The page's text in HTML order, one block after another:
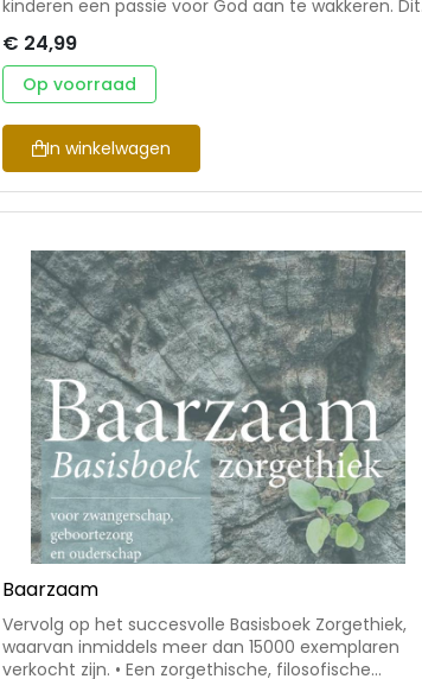
kinderen een passie voor God aan te wakkeren. Dit
hebben hun kroost een levend geloof mee te
geven. In dit boek staan op de Bijbel gebaseerde
richtlijnen over het opvoeden van kinderen, en uit
het leven gegrepen, concrete voorbeelden over
hoe je dat in de praktijk brengt. Alle levensfasen van
kinderen komen aan bod: van de geboorte totdat
ze jongvolwassen zijn.
€ 24,99
Op voorraad
In winkelwagen
Baarzaam
Vervolg op het succesvolle Basisboek Zorgethiek,
waarvan inmiddels meer dan 15000 exemplaren
verkocht zijn. • Een zorgethische, filosofische